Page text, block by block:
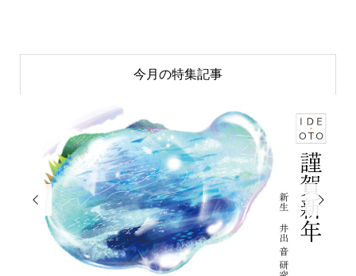
今月の特集記事
 